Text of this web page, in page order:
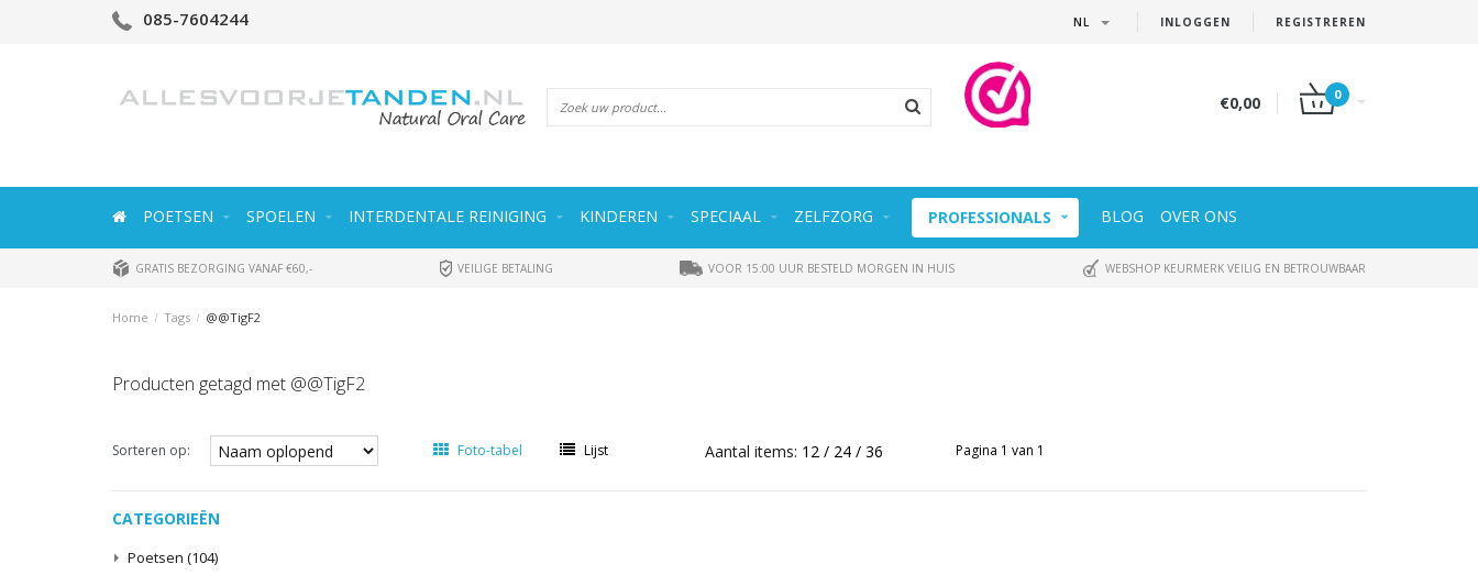
INLOGGEN REGISTREREN
NL
085-7604244
€0,00 0
POETSEN SPOELEN INTERDENTALE REINIGING KINDEREN SPECIAAL ZELFZORG PROFESSIONALS BLOG OVER ONS
GRATIS BEZORGING VANAF €60,- VEILIGE BETALING VOOR 15:00 UUR BESTELD MORGEN IN HUIS WEBSHOP KEURMERK VEILIG EN BETROUWBAAR
Home / Tags / @@TigF2
Producten getagd met @@TigF2
Sorteren op: Foto-tabel Lijst Aantal items: 12 24 36 Pagina 1 van 1
CATEGORIEËN
Poetsen (104)